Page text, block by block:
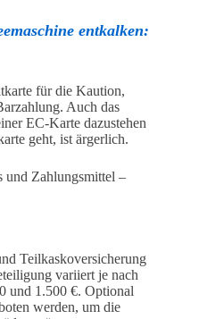
entkalken:
für die Kaution,
Auch das
EC-Karte dazustehen
geht, ist ärgerlich.
und Zahlungsmittel –
Teilkaskoversicherung
variiert je nach
und 1.500 €. Optional
werden, um die